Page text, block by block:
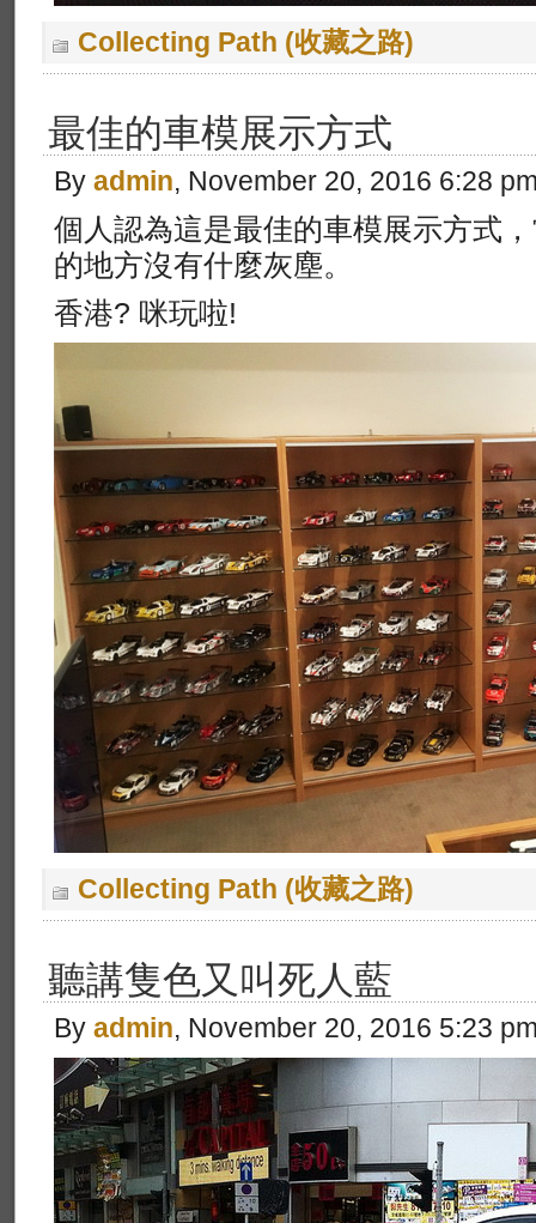
Collecting Path (收藏之路)
最佳的車模展示方式
By admin, November 20, 2016 6:28
個人認為這是最佳的車模展示方式
的地方沒有什麼灰塵。
香港? 咪玩啦!
Collecting Path (收藏之路)
聽講隻色又叫死人藍
By admin, November 20, 2016 5:23